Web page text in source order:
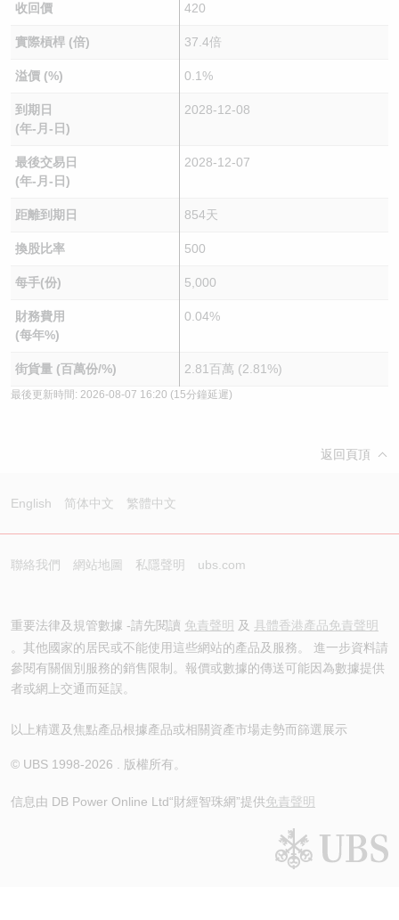
收回價 420
實際槓桿 (倍) 37.4倍
溢價 (%) 0.1%
到期日
(年-月-日)
2028-12-08
最後交易日
(年-月-日)
2028-12-07
距離到期日 854天
換股比率 500
每手(份) 5,000
財務費用
(每年%)
0.04%
街貨量 (百萬份/%) 2.81百萬 (2.81%)
最後更新時間: 2026-08-07 16:20 (15分鐘延遲)
返回頁頂
English 简体中文 繁體中文
聯絡我們 網站地圖 私隱聲明 ubs.com
重要法律及規管數據 -請先閱讀 免責聲明 及 具體香港產品免責聲明
。其他國家的居民或不能使用這些網站的產品及服務。 進一步資料請
參閱有關個別服務的銷售限制。報價或數據的傳送可能因為數據提供
者或網上交通而延誤。
以上精選及焦點產品根據產品或相關資產市場走勢而篩選展示
© UBS 1998-2026 . 版權所有。
信息由 DB Power Online Ltd“財經智珠網”提供免責聲明